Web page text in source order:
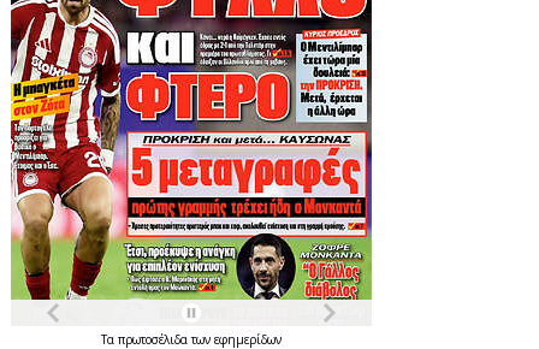
Τα πρωτοσέλιδατων εφημερίδων